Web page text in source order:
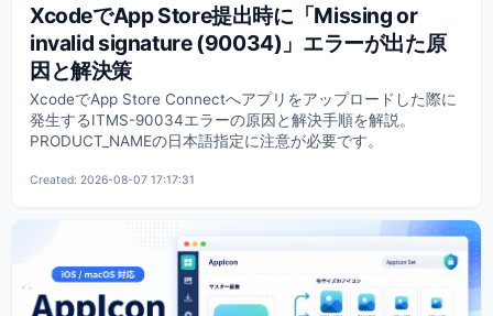
XcodeでApp Store提出時に「Missing or
invalid signature (90034)」エラーが出た原
因と解決策
XcodeでApp Store Connectへアプリをアップロードした際に
発生するITMS-90034エラーの原因と解決手順を解説。
PRODUCT_NAMEの日本語指定に注意が必要です。
Created: 2026-08-07 17:17:31